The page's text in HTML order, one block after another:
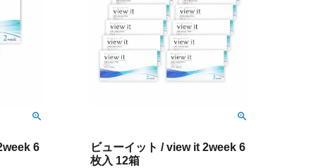
6
ビューイット / view it 2week 6
枚入 12箱